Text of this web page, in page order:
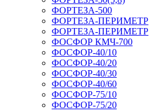
ФОРТЕЗА-500
ФОРТЕЗА-ПЕРИМЕТР
ФОРТЕЗА-ПЕРИМЕТР
ФОСФОР КМЧ-700
ФОСФОР-40/10
ФОСФОР-40/20
ФОСФОР-40/30
ФОСФОР-40/60
ФОСФОР-75/10
ФОСФОР-75/20